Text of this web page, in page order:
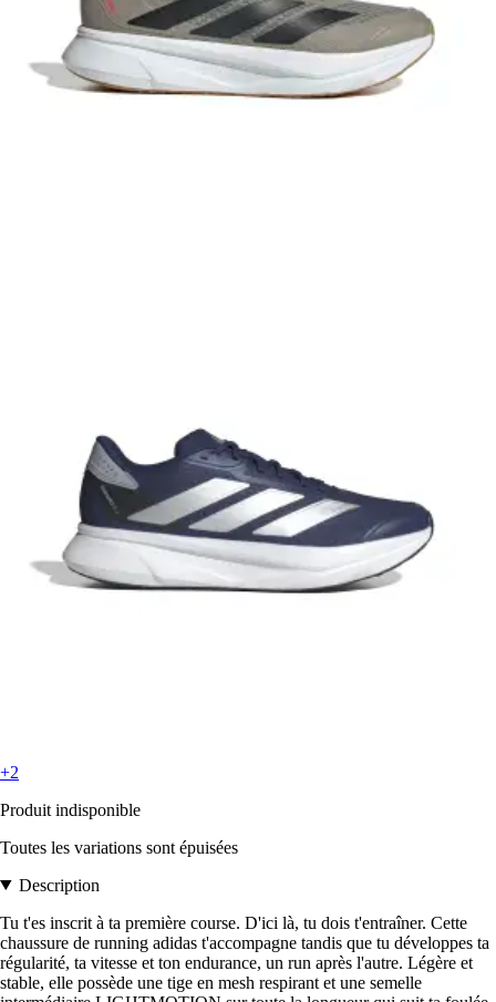
+2
Produit indisponible
Toutes les variations sont épuisées
Description
Tu t'es inscrit à ta première course. D'ici là, tu dois t'entraîner. Cette
chaussure de running adidas t'accompagne tandis que tu développes ta
régularité, ta vitesse et ton endurance, un run après l'autre. Légère et
stable, elle possède une tige en mesh respirant et une semelle